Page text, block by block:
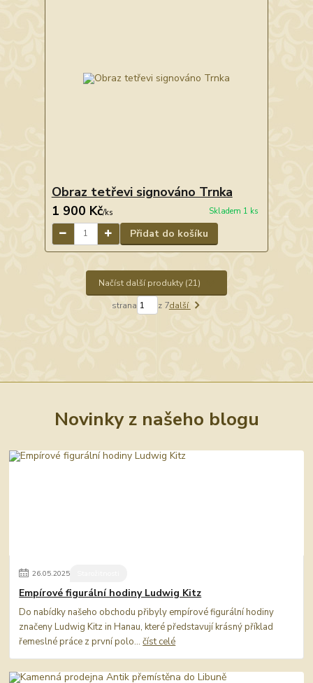
Obraz tetřevi signováno Trnka
1 900 Kč/ks Skladem 1 ks
Přidat do košíku
Načíst další produkty (21)
strana z 7další
Novinky z našeho blogu
26.05.2025
Empírové figurální hodiny Ludwig Kitz
Do nabídky našeho obchodu přibyly empírové figurální hodiny
značeny Ludwig Kitz in Hanau, které představují krásný příklad
řemeslné práce z první polo...číst celé